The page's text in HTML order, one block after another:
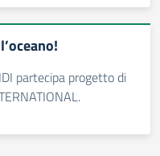
partecipa progetto di